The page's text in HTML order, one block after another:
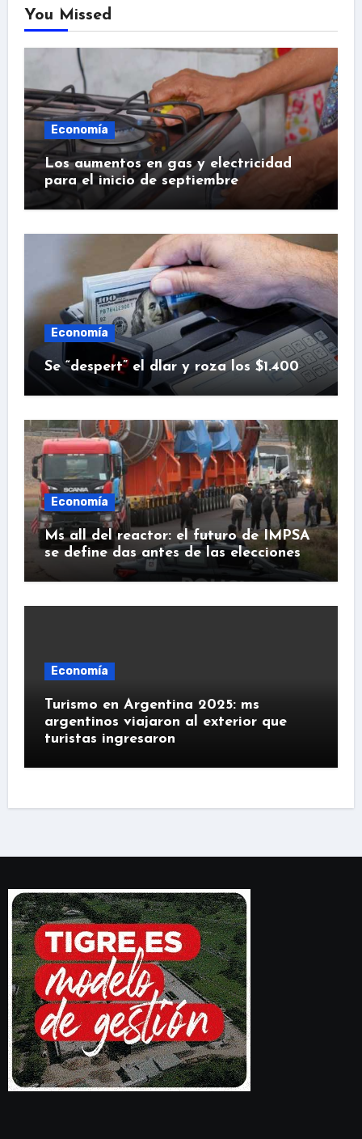
You Missed
Economía
Los aumentos en gas y electricidad
para el inicio de septiembre
Economía
Se “despert” el dlar y roza los $1.400
Economía
Ms all del reactor: el futuro de IMPSA
se define das antes de las elecciones
Economía
Turismo en Argentina 2025: ms
argentinos viajaron al exterior que
turistas ingresaron